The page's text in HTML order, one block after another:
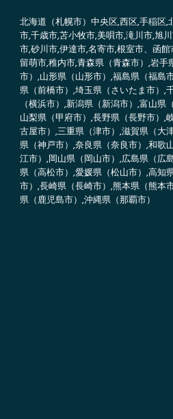
北海道（札幌市）中央区,西区,手稲区
市,千歳市,苫小牧市,美唄市,滝川市,旭
市,砂川市,伊達市,名寄市,根室市、函
留萌市,稚内市,青森県（青森市）,岩
市）,山形県（山形市）,福島県（福島
県（前橋市）,埼玉県（さいたま市）,
（横浜市）,新潟県（新潟市）,富山
山梨県（甲府市）,長野県（長野市）,
古屋市）,三重県（津市）,滋賀県（大
県（神戸市）,奈良県（奈良市）,和歌
江市）,岡山県（岡山市）,広島県（広
県（高松市）,愛媛県（松山市）,高知
市）,長崎県（長崎市）,熊本県（熊本
県（鹿児島市）,沖縄県（那覇市）